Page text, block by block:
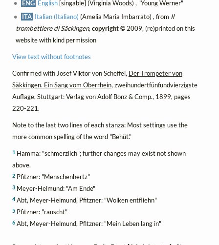
ENG English [singable] (Virginia Woods) , "Young Werner"
ITA Italian (Italiano) (Amelia Maria Imbarrato) , from Il
trombettiere di Säckingen, copyright ©2009, (re)printed on this
website with kind permission
View text without footnotes
Confirmed with Josef Viktor von Scheffel, Der Trompeter von
Säkkingen. Ein Sang vom Oberrhein, zweihundertfünfundvierzigste
Auflage, Stuttgart: Verlag von Adolf Bonz & Comp., 1899, pages
220-221.
Note to the last two lines of each stanza: Most settings use the
more common spelling of the word "Behüt."
1Hamma: "schmerzlich"; further changes may exist not shown
above.
2Pfitzner: "Menschenhertz"
3Meyer-Helmund: "Am Ende"
4Abt, Meyer-Helmund, Pfitzner: "Wolken entfliehn"
5Pfitzner: "rauscht"
6Abt, Meyer-Helmund, Pfitzner: "Mein Leben lang in"